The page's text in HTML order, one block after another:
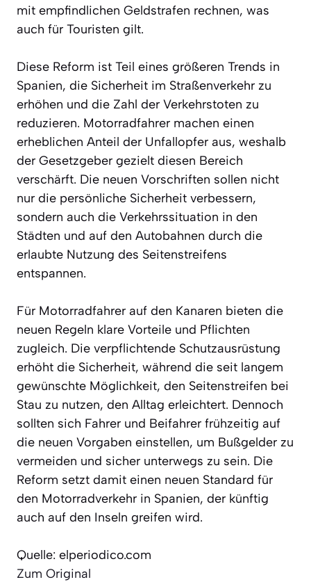
mit empfindlichen Geldstrafen rechnen, was
auch für Touristen gilt.
Diese Reform ist Teil eines größeren Trends in
Spanien, die Sicherheit im Straßenverkehr zu
erhöhen und die Zahl der Verkehrstoten zu
reduzieren. Motorradfahrer machen einen
erheblichen Anteil der Unfallopfer aus, weshalb
der Gesetzgeber gezielt diesen Bereich
verschärft. Die neuen Vorschriften sollen nicht
nur die persönliche Sicherheit verbessern,
sondern auch die Verkehrssituation in den
Städten und auf den Autobahnen durch die
erlaubte Nutzung des Seitenstreifens
entspannen.
Für Motorradfahrer auf den Kanaren bieten die
neuen Regeln klare Vorteile und Pflichten
zugleich. Die verpflichtende Schutzausrüstung
erhöht die Sicherheit, während die seit langem
gewünschte Möglichkeit, den Seitenstreifen bei
Stau zu nutzen, den Alltag erleichtert. Dennoch
sollten sich Fahrer und Beifahrer frühzeitig auf
die neuen Vorgaben einstellen, um Bußgelder zu
vermeiden und sicher unterwegs zu sein. Die
Reform setzt damit einen neuen Standard für
den Motorradverkehr in Spanien, der künftig
auch auf den Inseln greifen wird.
Quelle: elperiodico.com
Zum Original